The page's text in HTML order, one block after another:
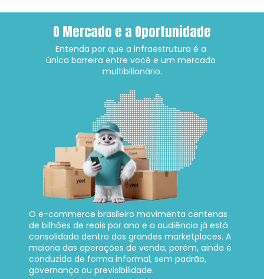
O Mercado e a Oportunidade
Entenda por que a infraestrutura é a
única barreira entre você e um mercado
multibilionário.
O e-commerce brasileiro movimenta centenas
de bilhões de reais por ano e a audiência já está
consolidada dentro dos grandes marketplaces. A
maioria das operações de venda, porém, ainda é
conduzida de forma informal, sem padrão,
governança ou previsibilidade.